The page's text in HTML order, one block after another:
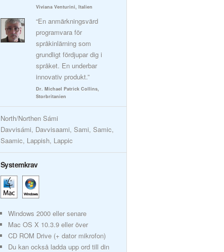
Viviana Venturini, Italien
“En anmärkningsvärd
programvara för
språkinlärning som
grundligt fördjupar dig i
språket. En underbar
innovativ produkt.”
Dr. Michael Patrick Collins,
Storbritanien
North/Northen Sámi
Davvisámi, Davvisaami, Sami, Samic,
Saamic, Lappish, Lappic
Systemkrav
Windows 2000 eller senare
Mac OS X 10.3.9 eller över
CD ROM Drive (+ dator mikrofon)
Du kan också ladda upp ord till din